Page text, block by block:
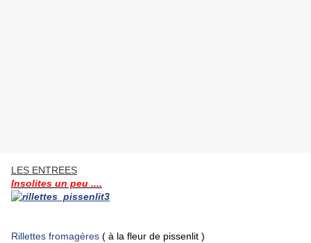
LES ENTREES
Insolites un peu ....
Rillettes fromagères ( à la fleur de pissenlit )